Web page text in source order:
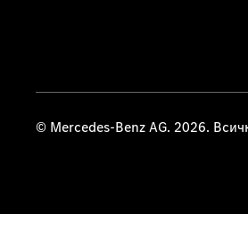
© Mercedes-Benz AG. 2026.